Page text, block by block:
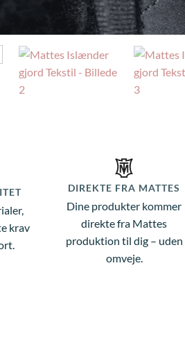
krav
DIREKTE FRA MATTES
Dine produkter kommer
direkte fra Mattes
produktion til dig – uden
omveje.